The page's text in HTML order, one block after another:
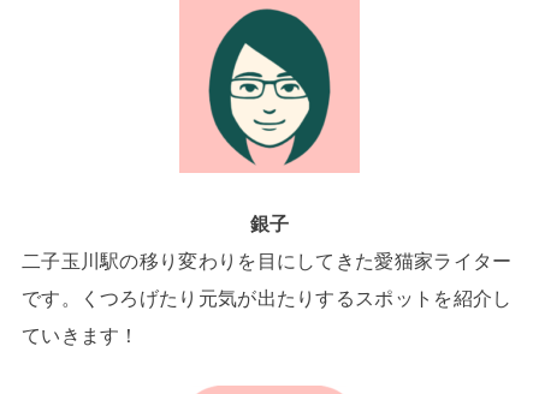
銀子
二子玉川駅の移り変わりを目にしてきた愛猫家ライター
です。くつろげたり元気が出たりするスポットを紹介し
ていきます！